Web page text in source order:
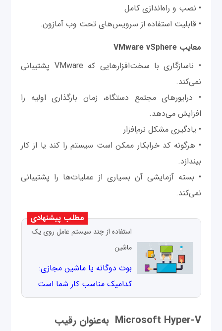
• نصب و راه‌اندازی کامل
• قابلیت استفاده از سرویس‌های تحت وب آمازون.
معایب VMware vSphere
• ناسازگاری با سخت‌افزارهایی که VMware پشتیبانی
نمی‌کند.
• درایورهای مجتمع دستگاه، زمان بارگذاری اولیه را
افزایش می‌دهد.
• یادگیری مشکل نرم‌افزار
• هرگونه کد خرابکار ممکن است سیستم را کند یا از کار
بیندازد.
• بسته آزمایشی آن بسیاری از عملیات‌ها را پشتیبانی
نمی‌کند.
مطلب پیشنهادی
استفاده از چند سیستم عامل روی یک
ماشين
بوت دوگانه یا ماشین مجازی:
کدامیک مناسب کار شما است
Microsoft Hyper-V به‌عنوان رقیب